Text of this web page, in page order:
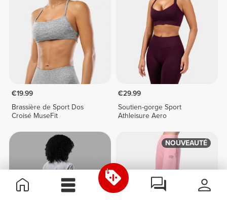
€19.99
Brassière de Sport Dos
Croisé MuseFit
€29.99
Soutien-gorge Sport
Athleisure Aero
NOUVEAUTÉ